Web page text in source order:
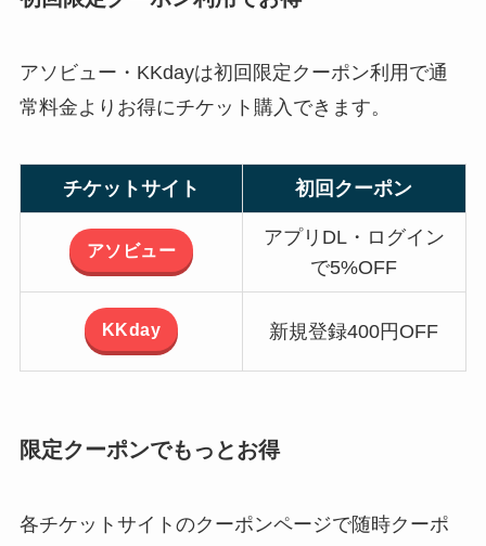
アソビュー・KKdayは初回限定クーポン利用で通
常料金よりお得にチケット購入できます。
チケットサイト 初回クーポン
アソビュー
アプリDL・ログイン
で5%OFF
KKday 新規登録400円OFF
限定クーポンでもっとお得
各チケットサイトのクーポンページで随時クーポ